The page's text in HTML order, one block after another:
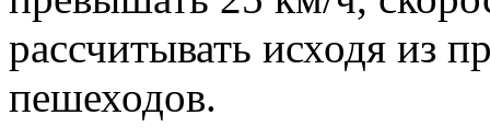
рассчитывать исходя из
пешеходов.